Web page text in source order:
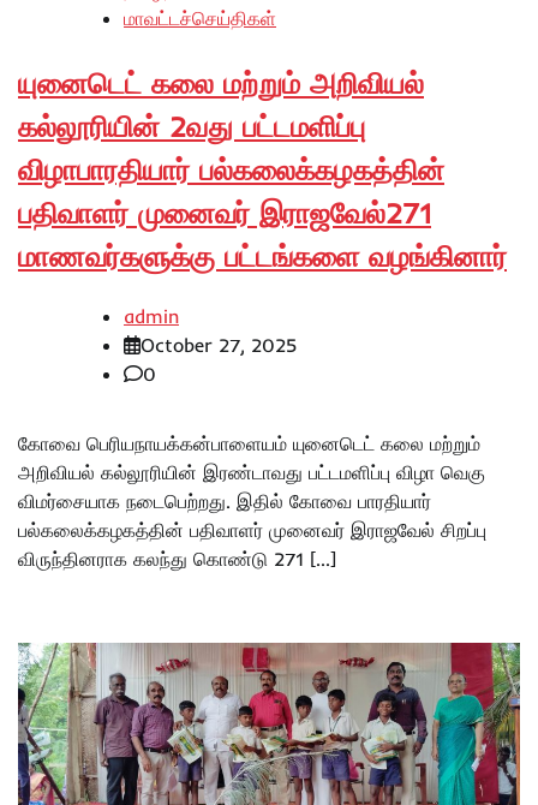
மாவட்டச்செய்திகள்
யுனைடெட் கலை மற்றும் அறிவியல்
கல்லூரியின் 2வது பட்டமளிப்பு
விழாபாரதியார் பல்கலைக்கழகத்தின்
பதிவாளர் முனைவர் இராஜவேல்271
மாணவர்களுக்கு பட்டங்களை வழங்கினார்
admin
October 27, 2025
0
கோவை பெரியநாயக்கன்பாளையம் யுனைடெட் கலை மற்றும்
அறிவியல் கல்லூரியின் இரண்டாவது பட்டமளிப்பு விழா வெகு
விமர்சையாக நடைபெற்றது. இதில் கோவை பாரதியார்
பல்கலைக்கழகத்தின் பதிவாளர் முனைவர் இராஜவேல் சிறப்பு
விருந்தினராக கலந்து கொண்டு 271 […]